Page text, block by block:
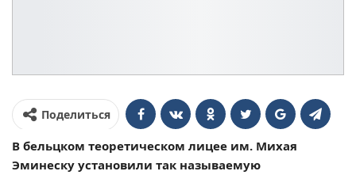
Поделиться
В бельцком теоретическом лицее им. Михая
Эминеску установили так называемую